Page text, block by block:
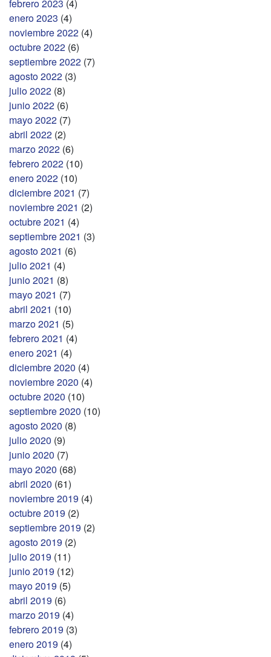
febrero 2023 (4)
enero 2023 (4)
noviembre 2022 (4)
octubre 2022 (6)
septiembre 2022 (7)
agosto 2022 (3)
julio 2022 (8)
junio 2022 (6)
mayo 2022 (7)
abril 2022 (2)
marzo 2022 (6)
febrero 2022 (10)
enero 2022 (10)
diciembre 2021 (7)
noviembre 2021 (2)
octubre 2021 (4)
septiembre 2021 (3)
agosto 2021 (6)
julio 2021 (4)
junio 2021 (8)
mayo 2021 (7)
abril 2021 (10)
marzo 2021 (5)
febrero 2021 (4)
enero 2021 (4)
diciembre 2020 (4)
noviembre 2020 (4)
octubre 2020 (10)
septiembre 2020 (10)
agosto 2020 (8)
julio 2020 (9)
junio 2020 (7)
mayo 2020 (68)
abril 2020 (61)
noviembre 2019 (4)
octubre 2019 (2)
septiembre 2019 (2)
agosto 2019 (2)
julio 2019 (11)
junio 2019 (12)
mayo 2019 (5)
abril 2019 (6)
marzo 2019 (4)
febrero 2019 (3)
enero 2019 (4)